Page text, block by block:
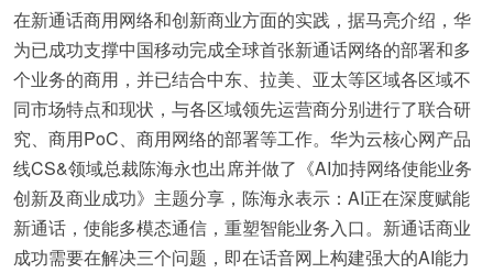
在新通话商用网络和创新商业方面的实践，据马亮介绍，华
为已成功支撑中国移动完成全球首张新通话网络的部署和多
个业务的商用，并已结合中东、拉美、亚太等区域各区域不
同市场特点和现状，与各区域领先运营商分别进行了联合研
究、商用PoC、商用网络的部署等工作。华为云核心网产品
线CS&领域总裁陈海永也出席并做了《AI加持网络使能业务
创新及商业成功》主题分享，陈海永表示：AI正在深度赋能
新通话，使能多模态通信，重塑智能业务入口。新通话商业
成功需要在解决三个问题，即在话音网上构建强大的AI能力